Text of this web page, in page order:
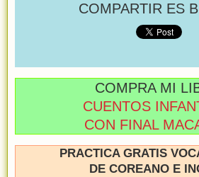
COMPARTIR ES
COMPRA MI
CUENTOS
CON FINAL
PRACTICA GRATIS
DE COREANO E